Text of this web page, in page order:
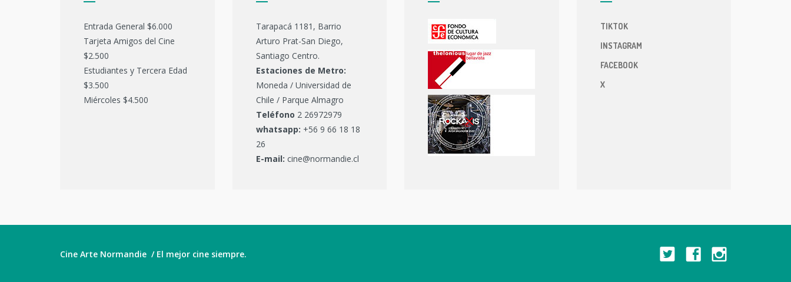
Entrada General $6.000
Tarjeta Amigos del Cine
$2.500
Estudiantes y Tercera Edad
$3.500
Miércoles $4.500
Tarapacá 1181, Barrio
Arturo Prat-San Diego,
Santiago Centro.
Estaciones de Metro:
Moneda / Universidad de
Chile / Parque Almagro
Teléfono 2 26972979
whatsapp: +56 9 66 18 18
26
E-mail: cine@normandie.cl
TIKTOK
INSTAGRAM
FACEBOOK
X
Cine Arte Normandie / El mejor cine siempre.